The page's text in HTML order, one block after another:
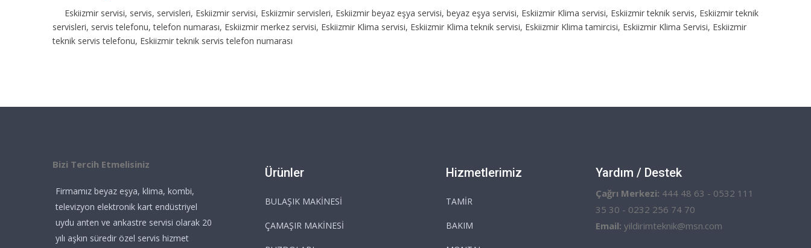
Eskiizmir servisi, servis, servisleri, Eskiizmir servisi, Eskiizmir servisleri, Eskiizmir beyaz eşya servisi, beyaz eşya servisi, Eskiizmir Klima servisi, Eskiizmir teknik servis, Eskiizmir teknik
servisleri, servis telefonu, telefon numarası, Eskiizmir merkez servisi, Eskiizmir Klima servisi, Eskiizmir Klima teknik servisi, Eskiizmir Klima tamircisi, Eskiizmir Klima Servisi, Eskiizmir
teknik servis telefonu, Eskiizmir teknik servis telefon numarası
Bizi Tercih Etmelisiniz
Firmamız beyaz eşya, klima, kombi,
televizyon elektronik kart endüstriyel
uydu anten ve ankastre servisi olarak 20
yılı aşkın süredir özel servis hizmet
Ürünler
BULAŞIK MAKİNESİ
ÇAMAŞIR MAKİNESİ
Hizmetlerimiz
TAMİR
BAKIM
Yardım / Destek
Çağrı Merkezi: 444 48 63 - 0532 111
35 30 - 0232 256 74 70
Email: yildirimteknik@msn.com